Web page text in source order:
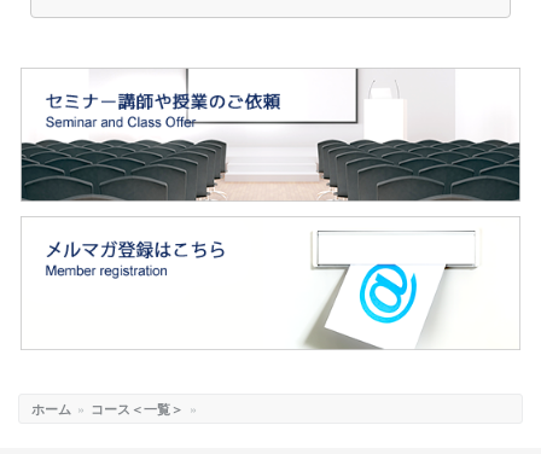
ホーム » コース＜一覧＞ »